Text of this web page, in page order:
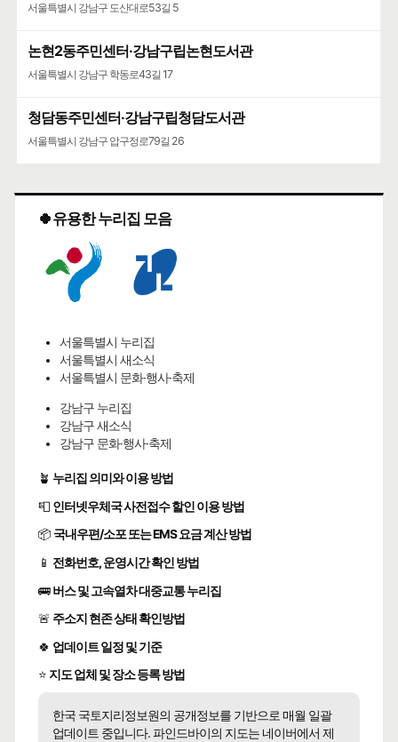
서울특별시 강남구 도산대로53길 5
논현2동주민센터·강남구립논현도서관
서울특별시 강남구 학동로43길 17
청담동주민센터·강남구립청담도서관
서울특별시 강남구 압구정로79길 26
🍀유용한 누리집 모음
서울특별시 누리집
서울특별시 새소식
서울특별시 문화·행사·축제
강남구 누리집
강남구 새소식
강남구 문화·행사·축제
🪴 누리집 의미와 이용 방법
📮 인터넷우체국 사전접수 할인 이용 방법
📦 국내우편/소포 또는 EMS 요금 계산 방법
📱 전화번호, 운영시간 확인 방법
🚌버스 및 고속열차 대중교통 누리집
🚨 주소지 현존 상태 확인방법
🍀 업데이트 일정 및 기준
⭐ 지도 업체 및 장소 등록 방법
한국 국토지리정보원의 공개정보를 기반으로 매월 일괄
업데이트 중입니다. 파인드바이의 지도는 네이버에서 제